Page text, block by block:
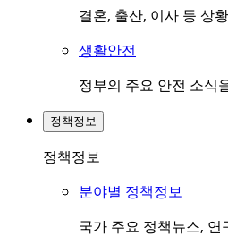
결혼, 출산, 이사 등 상
생활안전
정부의 주요 안전 소식
정책정보
정책정보
분야별 정책정보
국가 주요 정책뉴스,